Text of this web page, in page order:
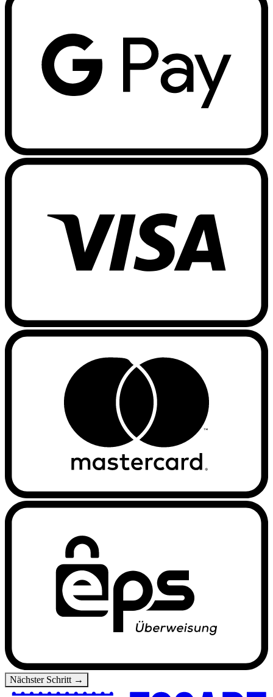
Nächster Schritt →